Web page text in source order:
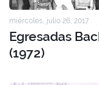
miércoles, julio 26, 2017
Egresadas
(1972)